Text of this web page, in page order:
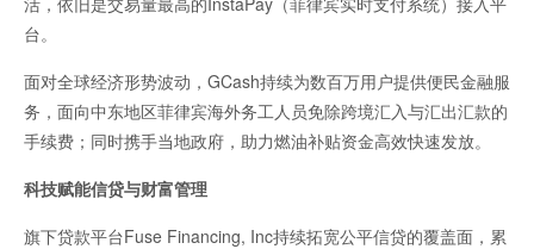
台。
面对全球经济形势波动，GCash持续为数百万用户提供便民金融服
务，面向中东地区菲律宾海外务工人员免除跨境汇入与汇出汇款的
手续费；同时携手当地政府，助力燃油补贴资金高效快速发放。
科技赋能信贷与财富管理
旗下贷款平台Fuse Financing, Inc持续拓宽公平信贷的覆盖面，累